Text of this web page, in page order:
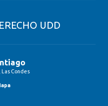
UDD
Las Condes